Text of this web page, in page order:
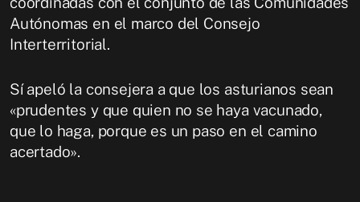
Autónomas en el marco del Consejo
Interterritorial.
Sí apeló la consejera a que los asturianos sean
«prudentes y que quien no se haya vacunado,
que lo haga, porque es un paso en el camino
acertado».